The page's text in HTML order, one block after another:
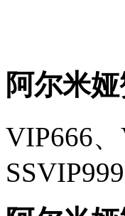
阿尔米
VIP666
SSVIP999‌